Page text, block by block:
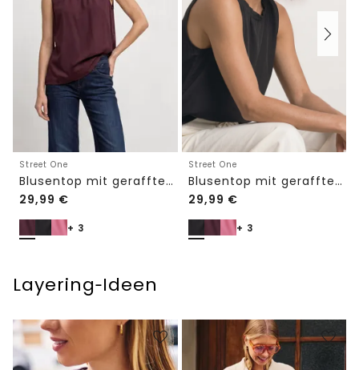
Street One
Blusentop mit gerafftem Rundhals
29,99 €
+ 3
Street One
Blusentop mit gerafftem Rundhals
29,99 €
+ 3
Layering‑Ideen